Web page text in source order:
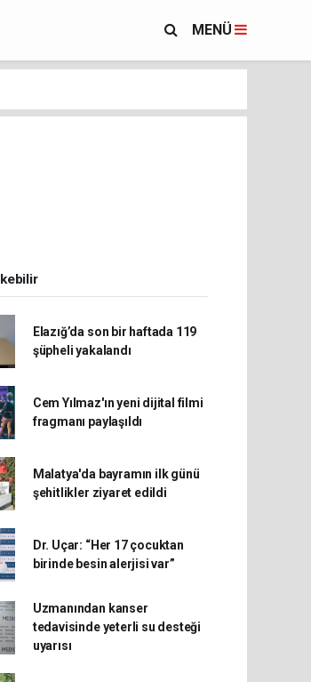
MENÜ
Elazığ’da son bir haftada 119
şüpheli yakalandı
Cem Yılmaz'ın yeni dijital filmi
fragmanı paylaşıldı
Malatya'da bayramın ilk günü
şehitlikler ziyaret edildi
Dr. Uçar: “Her 17 çocuktan
birinde besin alerjisi var”
Uzmanından kanser
tedavisinde yeterli su desteği
uyarısı